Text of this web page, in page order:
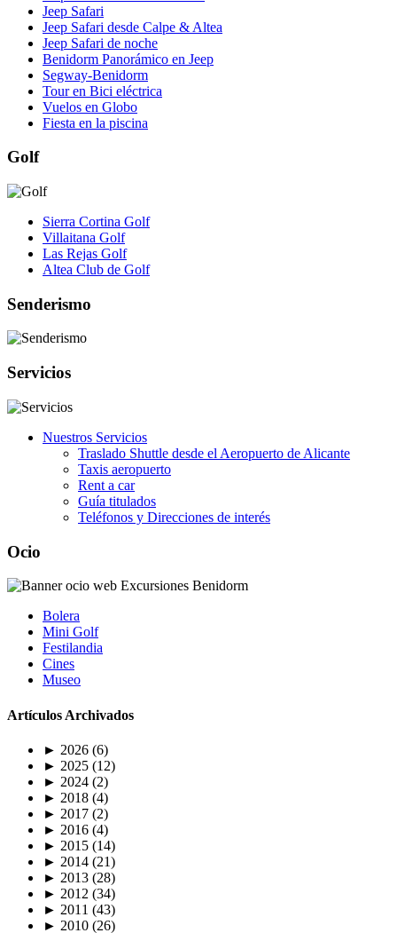
Jeep Safari
Jeep Safari desde Calpe & Altea
Jeep Safari de noche
Benidorm Panorámico en Jeep
Segway-Benidorm
Tour en Bici eléctrica
Vuelos en Globo
Fiesta en la piscina
Golf
Sierra Cortina Golf
Villaitana Golf
Las Rejas Golf
Altea Club de Golf
Senderismo
Servicios
Nuestros Servicios
Traslado Shuttle desde el Aeropuerto de Alicante
Taxis aeropuerto
Rent a car
Guía titulados
Teléfonos y Direcciones de interés
Ocio
Bolera
Mini Golf
Festilandia
Cines
Museo
Artículos Archivados
► 2026 (6)
► 2025 (12)
► 2024 (2)
► 2018 (4)
► 2017 (2)
► 2016 (4)
► 2015 (14)
► 2014 (21)
► 2013 (28)
► 2012 (34)
► 2011 (43)
► 2010 (26)